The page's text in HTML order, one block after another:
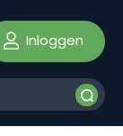
Inloggen